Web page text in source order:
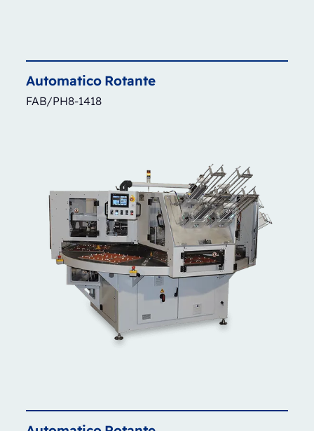
Automatico Rotante
FAB/PH8-1418